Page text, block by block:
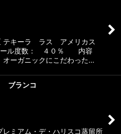
テキーラ ラス アメリカス
ール度数： ４０％ 内容
ーガニックにこだわった…
ランコ
レミアム・デ・ハリスコ蒸留所